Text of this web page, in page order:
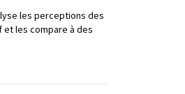
les perceptions des
les compare à des